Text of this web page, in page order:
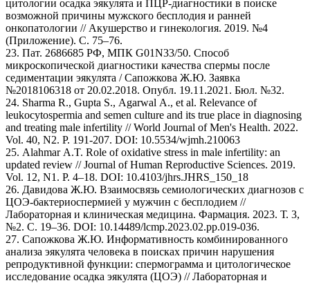
цитологии осадка эякулята и ПЦР-диагностики в поиске
возможной причины мужского бесплодия и ранней
онкопатологии // Акушерство и гинекология. 2019. №4
(Приложение). С. 75–76.
23. Пат. 2686685 РФ, МПК G01N33/50. Способ
микроскопической диагностики качества спермы после
седиментации эякулята / Сапожкова Ж.Ю. Заявка
№2018106318 от 20.02.2018. Опубл. 19.11.2021. Бюл. №32.
24. Sharma R., Gupta S., Agarwal A., et al. Relevance of
leukocytospermia and semen culture and its true place in diagnosing
and treating male infertility // World Journal of Men's Health. 2022.
Vol. 40, N2. P. 191-207. DOI: 10.5534/wjmh.210063
25. Alahmar A.T. Role of oxidative stress in male infertility: an
updated review // Journal of Human Reproductive Sciences. 2019.
Vol. 12, N1. P. 4–18. DOI: 10.4103/jhrs.JHRS_150_18
26. Давидова Ж.Ю. Взаимосвязь семиологических диагнозов с
ЦОЭ-бактериоспермией у мужчин с бесплодием //
Лабораторная и клиническая медицина. Фармация. 2023. Т. 3,
№2. С. 19–36. DOI: 10.14489/lcmp.2023.02.pp.019-036.
27. Сапожкова Ж.Ю. Информативность комбинированного
анализа эякулята человека в поисках причин нарушения
репродуктивной функции: спермограмма и цитологическое
исследование осадка эякулята (ЦОЭ) // Лабораторная и